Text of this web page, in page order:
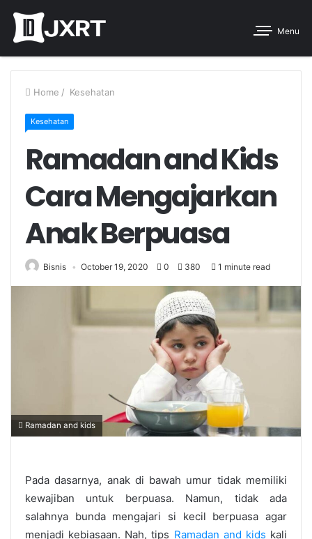
Menu
Home / Kesehatan
Kesehatan
Ramadan and Kids
Cara Mengajarkan
Anak Berpuasa
Bisnis October 19, 2020 0 380 1 minute read
Ramadan and kids
Pada dasarnya, anak di bawah umur tidak memiliki
kewajiban untuk berpuasa. Namun, tidak ada
salahnya bunda mengajari si kecil berpuasa agar
menjadi kebiasaan. Nah, tips Ramadan and kids kali